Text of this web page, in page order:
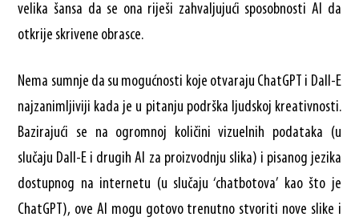
velika šansa da se ona riješi zahvaljujući sposobnosti AI da
otkrije skrivene obrasce.
Nema sumnje da su mogućnosti koje otvaraju ChatGPT i Dall-E
najzanimljiviji kada je u pitanju podrška ljudskoj kreativnosti.
Bazirajući se na ogromnoj količini vizuelnih podataka (u
slučaju Dall-E i drugih AI za proizvodnju slika) i pisanog jezika
dostupnog na internetu (u slučaju ‘chatbotova’ kao što je
ChatGPT), ove AI mogu gotovo trenutno stvoriti nove slike i